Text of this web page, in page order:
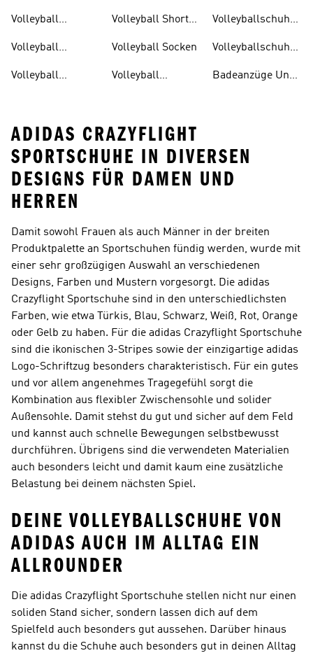
Volleyball
Volleyball
Volleyball
Volleyball Shorts
Volleyball Socken
Volleyball
Volleyballschuhe
Volleyballschuhe
Badeanzüge Und
ADIDAS CRAZYFLIGHT
SPORTSCHUHE IN DIVERSEN
DESIGNS FÜR DAMEN UND
HERREN
Damit sowohl Frauen als auch Männer in der breiten
Produktpalette an Sportschuhen fündig werden, wurde mit
einer sehr großzügigen Auswahl an verschiedenen
Designs, Farben und Mustern vorgesorgt. Die adidas
Crazyflight Sportschuhe sind in den unterschiedlichsten
Farben, wie etwa Türkis, Blau, Schwarz, Weiß, Rot, Orange
oder Gelb zu haben. Für die adidas Crazyflight Sportschuhe
sind die ikonischen 3-Stripes sowie der einzigartige adidas
Logo-Schriftzug besonders charakteristisch. Für ein gutes
und vor allem angenehmes Tragegefühl sorgt die
Kombination aus flexibler Zwischensohle und solider
Außensohle. Damit stehst du gut und sicher auf dem Feld
und kannst auch schnelle Bewegungen selbstbewusst
durchführen. Übrigens sind die verwendeten Materialien
auch besonders leicht und damit kaum eine zusätzliche
Belastung bei deinem nächsten Spiel.
DEINE VOLLEYBALLSCHUHE VON
ADIDAS AUCH IM ALLTAG EIN
ALLROUNDER
Die adidas Crazyflight Sportschuhe stellen nicht nur einen
soliden Stand sicher, sondern lassen dich auf dem
Spielfeld auch besonders gut aussehen. Darüber hinaus
kannst du die Schuhe auch besonders gut in deinen Alltag